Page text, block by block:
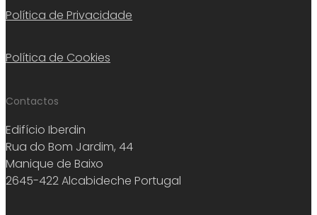
Política de Privacidade
Política de Cookies
Contactos
Edifício Iberdin
Rua do Bom Jardim, 44
Manique de Baixo
2645-422 Alcabideche Portugal